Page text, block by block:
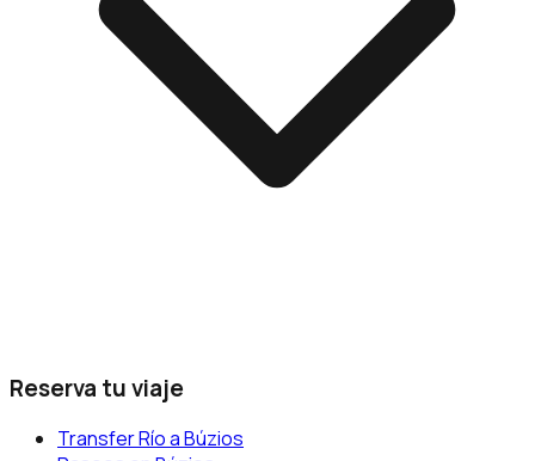
Reserva tu viaje
Transfer Río a Búzios